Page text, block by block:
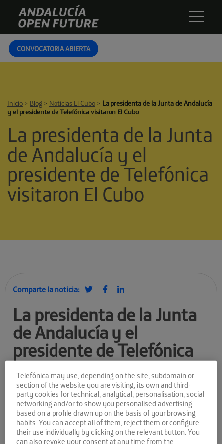
content
Andalucía
Open
Future
CONVOCATORIA ABIERTA
Inicio > Blog > Noticias El Cubo > La presidenta de la Junta de Andalucía
y el presidente de Telefónica visitaron El Cubo
La presidenta de la Junta
de Andalucía y el
presidente de Telefónica
visitaron El Cubo
Comparte la noticia:
La presidenta de la Junta
de Andalucía y el
presidente de Telefónica
visitaron El Cubo
Programa de aceleración de startups
El pasado 15 de septiembre,El Cubo , el primer centro de
crowdworkingdeAndalucía Open Future, puso en marcha su
programa de aceleración destartups. Desde entonces, son 11
lasstartupsque trabajan a diario en este centro. Su objetivo es
Telefónica may use, depending on the site, subdomain or
section of the website you are visiting, its own and third-
party cookies for technical, analytical, personalisation, social
networking and/or to show you personalised advertising
based on a profile drawn up on the basis of your browsing
habits. You can accept all of them, reject them or configure
their use individually by clicking on the relevant button. You
can also revoke your consent at any time from the